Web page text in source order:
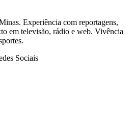
Experiência com reportagens,
em televisão, rádio e web. Vivência
Sociais